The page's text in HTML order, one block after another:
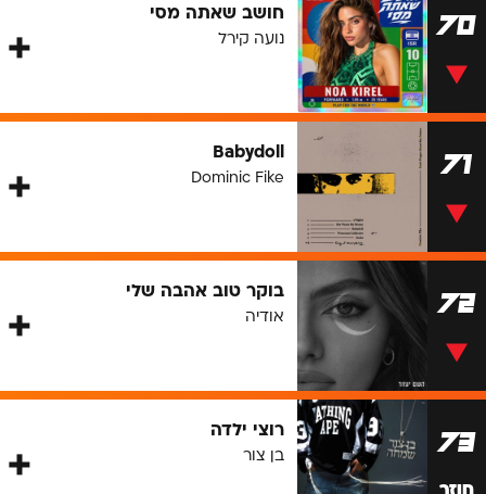
70 חושב שאתה מסי
נועה קירל
71
Babydoll
Dominic Fike
72 בוקר טוב אהבה שלי
אודיה
73 רוצי ילדה
בן צור